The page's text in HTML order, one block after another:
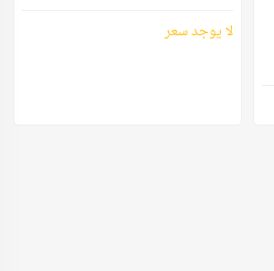
لا يوجد سعر